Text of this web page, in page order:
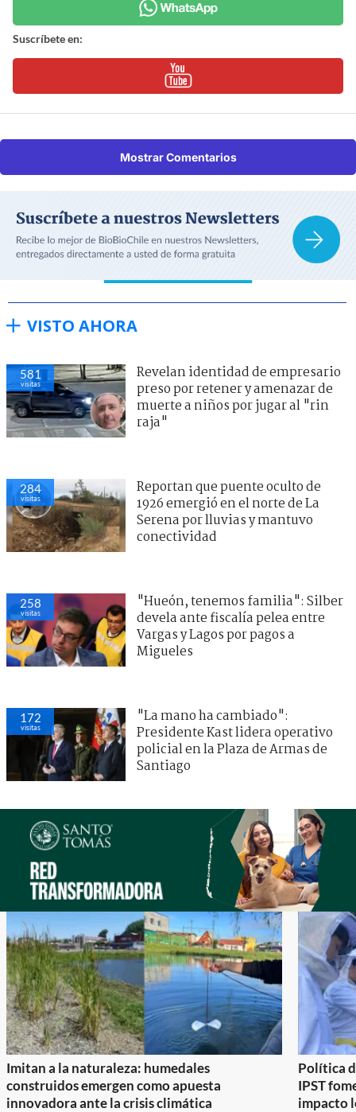
Suscríbete en:
Mostrar Comentarios
VISTO AHORA
581
visitas
Revelan identidad de empresario
preso por retener y amenazar de
muerte a niños por jugar al "rin
raja"
284
visitas
Reportan que puente oculto de
1926 emergió en el norte de La
Serena por lluvias y mantuvo
conectividad
258
visitas
"Hueón, tenemos familia": Silber
devela ante fiscalía pelea entre
Vargas y Lagos por pagos a
Migueles
172
visitas
"La mano ha cambiado":
Presidente Kast lidera operativo
policial en la Plaza de Armas de
Santiago
Imitan a la naturaleza: humedales
construidos emergen como apuesta
innovadora ante la crisis climática
Política
IPST
impacto